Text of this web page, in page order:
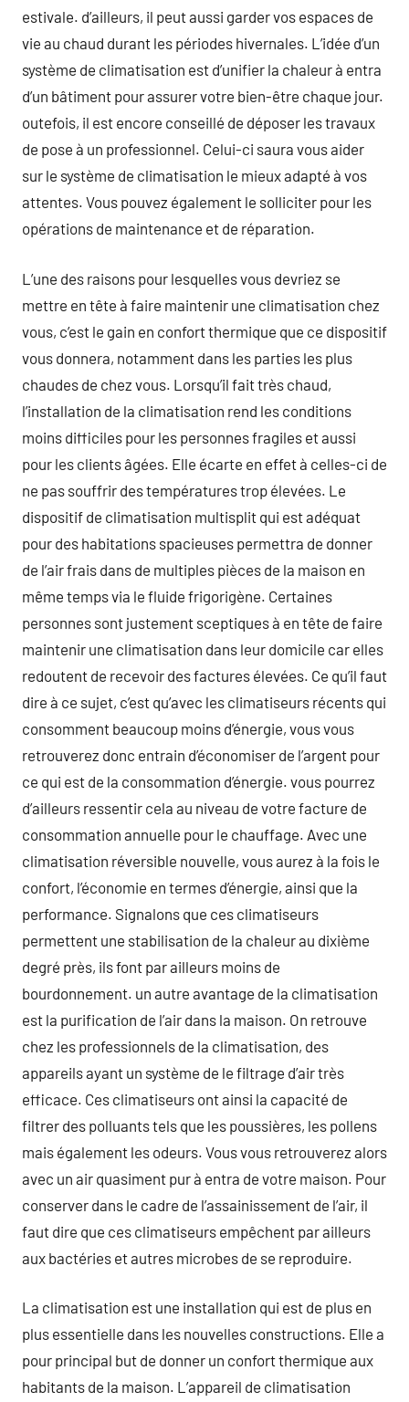
estivale. d’ailleurs, il peut aussi garder vos espaces de
vie au chaud durant les périodes hivernales. L’idée d’un
système de climatisation est d’unifier la chaleur à entra
d’un bâtiment pour assurer votre bien-être chaque jour.
outefois, il est encore conseillé de déposer les travaux
de pose à un professionnel. Celui-ci saura vous aider
sur le système de climatisation le mieux adapté à vos
attentes. Vous pouvez également le solliciter pour les
opérations de maintenance et de réparation.
L’une des raisons pour lesquelles vous devriez se
mettre en tête à faire maintenir une climatisation chez
vous, c’est le gain en confort thermique que ce dispositif
vous donnera, notamment dans les parties les plus
chaudes de chez vous. Lorsqu’il fait très chaud,
l’installation de la climatisation rend les conditions
moins difficiles pour les personnes fragiles et aussi
pour les clients âgées. Elle écarte en effet à celles-ci de
ne pas souffrir des températures trop élevées. Le
dispositif de climatisation multisplit qui est adéquat
pour des habitations spacieuses permettra de donner
de l’air frais dans de multiples pièces de la maison en
même temps via le fluide frigorigène. Certaines
personnes sont justement sceptiques à en tête de faire
maintenir une climatisation dans leur domicile car elles
redoutent de recevoir des factures élevées. Ce qu’il faut
dire à ce sujet, c’est qu’avec les climatiseurs récents qui
consomment beaucoup moins d’énergie, vous vous
retrouverez donc entrain d’économiser de l’argent pour
ce qui est de la consommation d’énergie. vous pourrez
d’ailleurs ressentir cela au niveau de votre facture de
consommation annuelle pour le chauffage. Avec une
climatisation réversible nouvelle, vous aurez à la fois le
confort, l’économie en termes d’énergie, ainsi que la
performance. Signalons que ces climatiseurs
permettent une stabilisation de la chaleur au dixième
degré près, ils font par ailleurs moins de
bourdonnement. un autre avantage de la climatisation
est la purification de l’air dans la maison. On retrouve
chez les professionnels de la climatisation, des
appareils ayant un système de le filtrage d’air très
efficace. Ces climatiseurs ont ainsi la capacité de
filtrer des polluants tels que les poussières, les pollens
mais également les odeurs. Vous vous retrouverez alors
avec un air quasiment pur à entra de votre maison. Pour
conserver dans le cadre de l’assainissement de l’air, il
faut dire que ces climatiseurs empêchent par ailleurs
aux bactéries et autres microbes de se reproduire.
La climatisation est une installation qui est de plus en
plus essentielle dans les nouvelles constructions. Elle a
pour principal but de donner un confort thermique aux
habitants de la maison. L’appareil de climatisation